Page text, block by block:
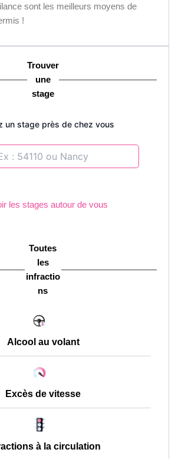
sont les meilleurs moyens de
!
Trouver
une
stage
un stage près de chez vous
les stages autour de vous
Toutes
les
infractio
ns
Alcool au volant
Excès de vitesse
à la circulation